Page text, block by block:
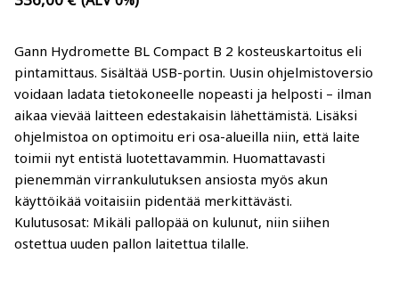
ilman ja puukosteuden mittaukseen
Trotec: kosteusmittarit, lämpökamerat,
ilmanvirtausmittarit, loggerit
Logca Atso: LOG Moisture kosteuskartoitus
Merlin: Kosteusmittarit rakenteiden ja
ilmankosteuden mittaaminen (betoni- ja
parkettityöt)
Gann Hydromette BL Compact B 2 kosteuskartoitus eli
pintamittaus. Sisältää USB-portin. Uusin ohjelmistoversio
voidaan ladata tietokoneelle nopeasti ja helposti – ilman
aikaa vievää laitteen edestakaisin lähettämistä. Lisäksi
ohjelmistoa on optimoitu eri osa-alueilla niin, että laite
toimii nyt entistä luotettavammin. Huomattavasti
pienemmän virrankulutuksen ansiosta myös akun
käyttöikää voitaisiin pidentää merkittävästi.
Kulutusosat: Mikäli pallopää on kulunut, niin siihen
ostettua uuden pallon laitettua tilalle.